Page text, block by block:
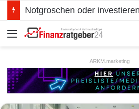
Menü
ARKM.marketing